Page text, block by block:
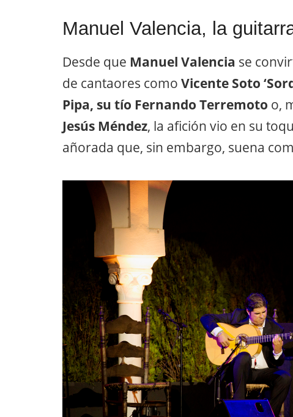
Manuel Valencia, la
Desde que Manuel Valencia se
de cantaores como Vicente Soto
Pipa, su tío Fernando Terremoto o,
Jesús Méndez, la afición vio en su
añorada que, sin embargo, suena